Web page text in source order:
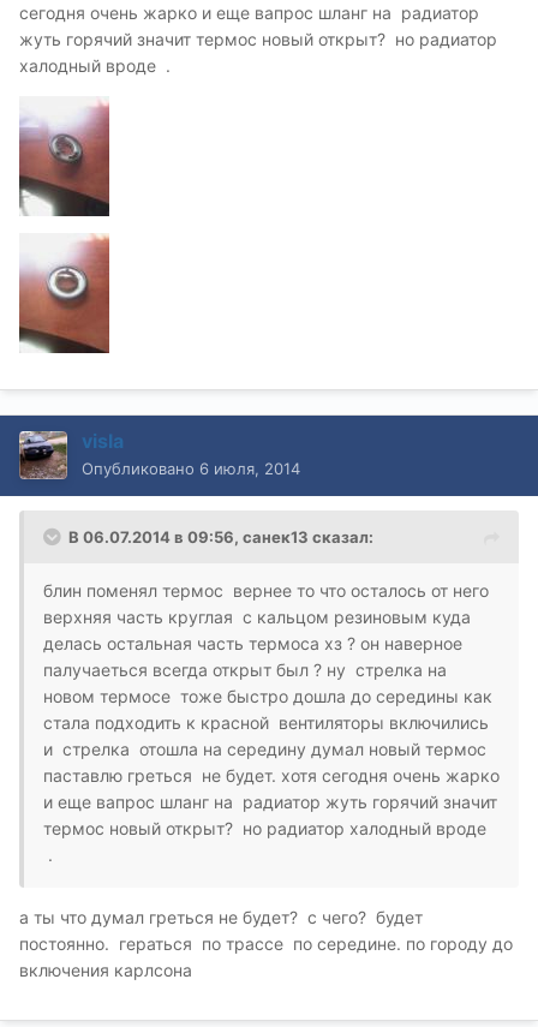
сегодня очень жарко и еще вапрос шланг на радиатор
жуть горячий значит термос новый открыт? но радиатор
халодный вроде .
visla
Опубликовано 6 июля, 2014
В 06.07.2014 в 09:56, санек13 сказал:
блин поменял термос вернее то что осталось от него
верхняя часть круглая с кальцом резиновым куда
делась остальная часть термоса хз ? он наверное
палучаеться всегда открыт был ? ну стрелка на
новом термосе тоже быстро дошла до середины как
стала подходить к красной вентиляторы включились
и стрелка отошла на середину думал новый термос
паставлю греться не будет. хотя сегодня очень жарко
и еще вапрос шланг на радиатор жуть горячий значит
термос новый открыт? но радиатор халодный вроде
.
а ты что думал греться не будет? с чего? будет
постоянно. гераться по трассе по середине. по городу до
включения карлсона